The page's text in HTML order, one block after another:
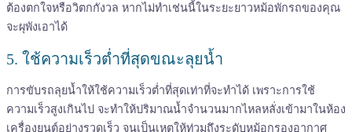
ต้องตกใจหรือวิตกกังวล หากไม่ทำเช่นนี้ในระยะยาวหม้อพักรถของคุณ
จะผุพังเอาได้
5. ใช้ความเร็วต่ำที่สุดขณะลุยน้ำ
การขับรถลุยน้ำให้ใช้ความเร็วต่ำที่สุดเท่าที่จะทำได้ เพราะการใช้
ความเร็วสูงเกินไป จะทำให้ปริมาณน้ำจำนวนมากไหลหลั่งเข้ามาในห้อง
เครื่องยนต์อย่างรวดเร็ว จนเป็นเหตุให้ท่วมถึงระดับหม้อกรองอากาศ